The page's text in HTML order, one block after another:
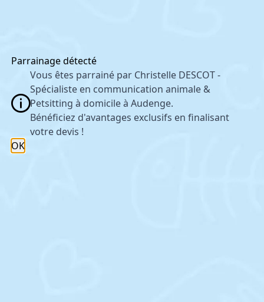
Parrainage détecté
Vous êtes parrainé par Christelle DESCOT -
Spécialiste en communication animale &
Petsitting à domicile à Audenge.
Bénéficiez d'avantages exclusifs en finalisant
votre devis !
OK